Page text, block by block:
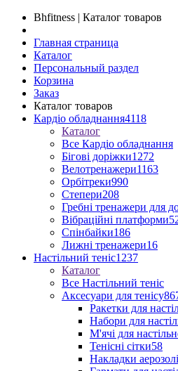
Bhfitness | Каталог товаров
Главная страница
Каталог
Персональный раздел
Корзина
Заказ
Каталог товаров
Кардіо обладнання4118
Каталог
Все Кардіо обладнання
Бігові доріжки1272
Велотренажери1163
Орбітреки990
Степери208
Гребні тренажери для
Вібраційні платформи
Спінбайки186
Лижні тренажери16
Настільний теніс1237
Каталог
Все Настільний теніс
Аксесуари для тенісу
Ракетки для
Набори для
М'ячі для
Тенісні сітки58
Накладки